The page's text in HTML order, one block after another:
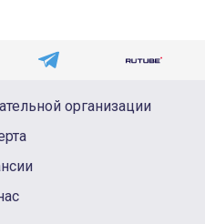
организации